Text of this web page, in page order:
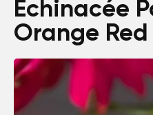
Échinacée
Orange Red